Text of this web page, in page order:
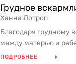
Грудное
Ханна Лотроп
Благодаря грудному
между матерью и
тесный контакт,
ПОДРОБНЕЕ